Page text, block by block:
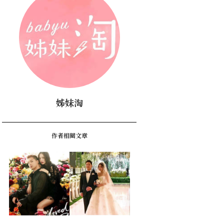
姊妹淘
作者相關文章